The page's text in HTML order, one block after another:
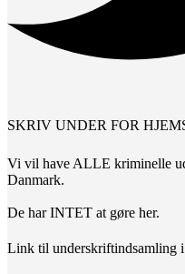
SKRIV UNDER FOR
Vi vil have ALLE kriminelle
Danmark.
De har INTET at gøre her.
Link til underskriftindsamling